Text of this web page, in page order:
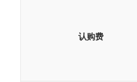
认购费